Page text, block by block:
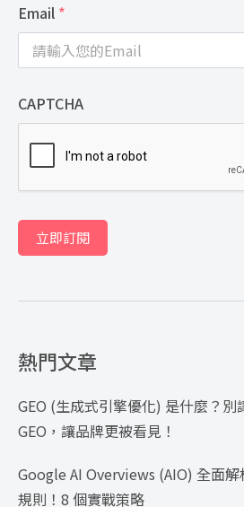
Email *
CAPTCHA
立即訂閱
熱門文章
GEO (生成式引擎優化) 是什麼？別
GEO，讓品牌更被看見！
Google AI Overviews (AIO) 全面解
規則！8 個實戰策略